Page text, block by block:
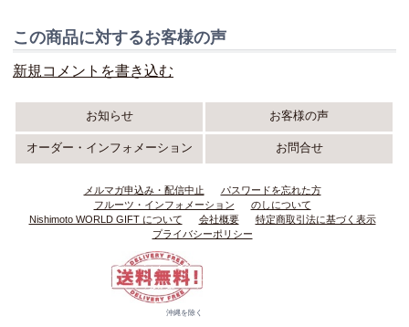
この商品に対するお客様の声
新規コメントを書き込む
お知らせ お客様の声
オーダー・インフォメーション お問合せ
メルマガ申込み・配信中止
パスワードを忘れた方
フルーツ・インフォメーション
のしについて
Nishimoto WORLD GIFT について
会社概要
特定商取引法に基づく表示
プライバシーポリシー
沖縄を除く